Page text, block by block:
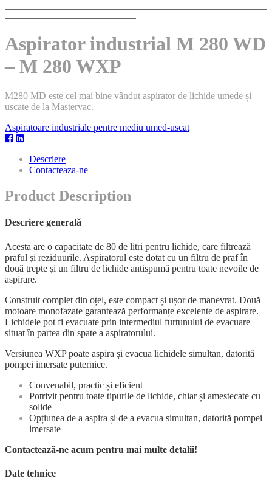
Aspirator industrial M 280 WD
– M 280 WXP
M280 MD este cel mai bine vândut aspirator de lichide umede și
uscate de la Mastervac.
Aspiratoare industriale pentre mediu umed-uscat
Descriere
Contacteaza-ne
Product Description
Descriere generală
Acesta are o capacitate de 80 de litri pentru lichide, care filtrează
praful și reziduurile. Aspiratorul este dotat cu un filtru de praf în
două trepte și un filtru de lichide antispumă pentru toate nevoile de
aspirare.
Construit complet din oțel, este compact și ușor de manevrat. Două
motoare monofazate garantează performanțe excelente de aspirare.
Lichidele pot fi evacuate prin intermediul furtunului de evacuare
situat în partea din spate a aspiratorului.
Versiunea WXP poate aspira și evacua lichidele simultan, datorită
pompei imersate puternice.
Convenabil, practic și eficient
Potrivit pentru toate tipurile de lichide, chiar și amestecate cu
solide
Opțiunea de a aspira și de a evacua simultan, datorită pompei
imersate
Contactează-ne acum pentru mai multe detalii!
Date tehnice